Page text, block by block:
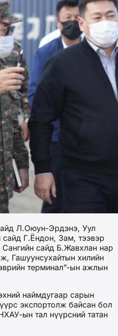
Л.Оюун-Эрдэнэ, Уул
Г.Ёндон, Зам, тээвэр
сайд Б.Жавхлан нар
Гашуунсухайтын хилийн
терминал”-ын ажлын
наймдугаар сарын
экспортолж байсан бол
ын тал нүүрсний татан